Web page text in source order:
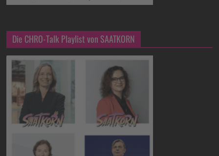
Die CHRO-Talk Playlist von SAATKORN